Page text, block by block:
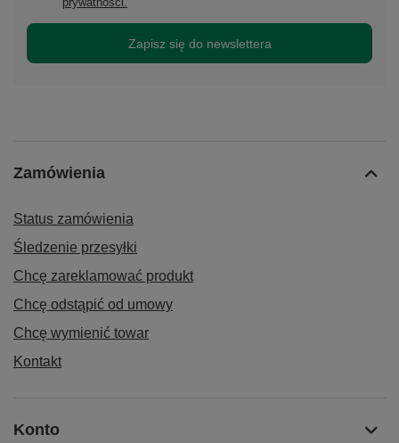
Zapisz się do newslettera
Zamówienia
Status zamówienia
Śledzenie przesyłki
Chcę zareklamować produkt
Chcę odstąpić od umowy
Chcę wymienić towar
Kontakt
Konto